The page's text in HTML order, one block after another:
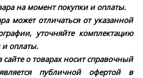
на момент покупки и оплаты.
может отличаться от указанной
уточняйте комплектацию
и оплаты.
о товарах носит справочный
публичной офертой в